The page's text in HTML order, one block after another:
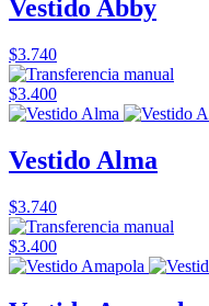
Vestido Abby
$3.740
$3.400
Vestido Alma
$3.740
$3.400